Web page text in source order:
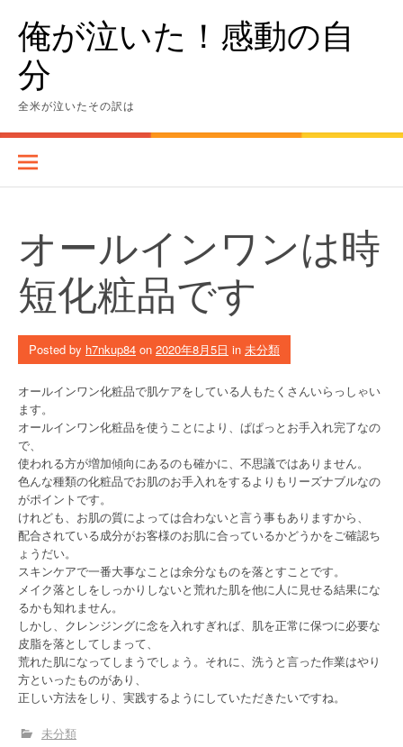
content俺が泣いた！感動の自
分
全米が泣いたその訳は
オールインワンは時
短化粧品です
Posted by h7nkup84 on 2020年8月5日 in 未分類
オールインワン化粧品で肌ケアをしている人もたくさんいらっしゃい
ます。
オールインワン化粧品を使うことにより、ぱぱっとお手入れ完了なの
で、
使われる方が増加傾向にあるのも確かに、不思議ではありません。
色んな種類の化粧品でお肌のお手入れをするよりもリーズナブルなの
がポイントです。
けれども、お肌の質によっては合わないと言う事もありますから、
配合されている成分がお客様のお肌に合っているかどうかをご確認ち
ょうだい。
スキンケアで一番大事なことは余分なものを落とすことです。
メイク落としをしっかりしないと荒れた肌を他に人に見せる結果にな
るかも知れません。
しかし、クレンジングに念を入れすぎれば、肌を正常に保つに必要な
皮脂を落としてしまって、
荒れた肌になってしまうでしょう。それに、洗うと言った作業はやり
方といったものがあり、
正しい方法をしり、実践するようにしていただきたいですね。
未分類